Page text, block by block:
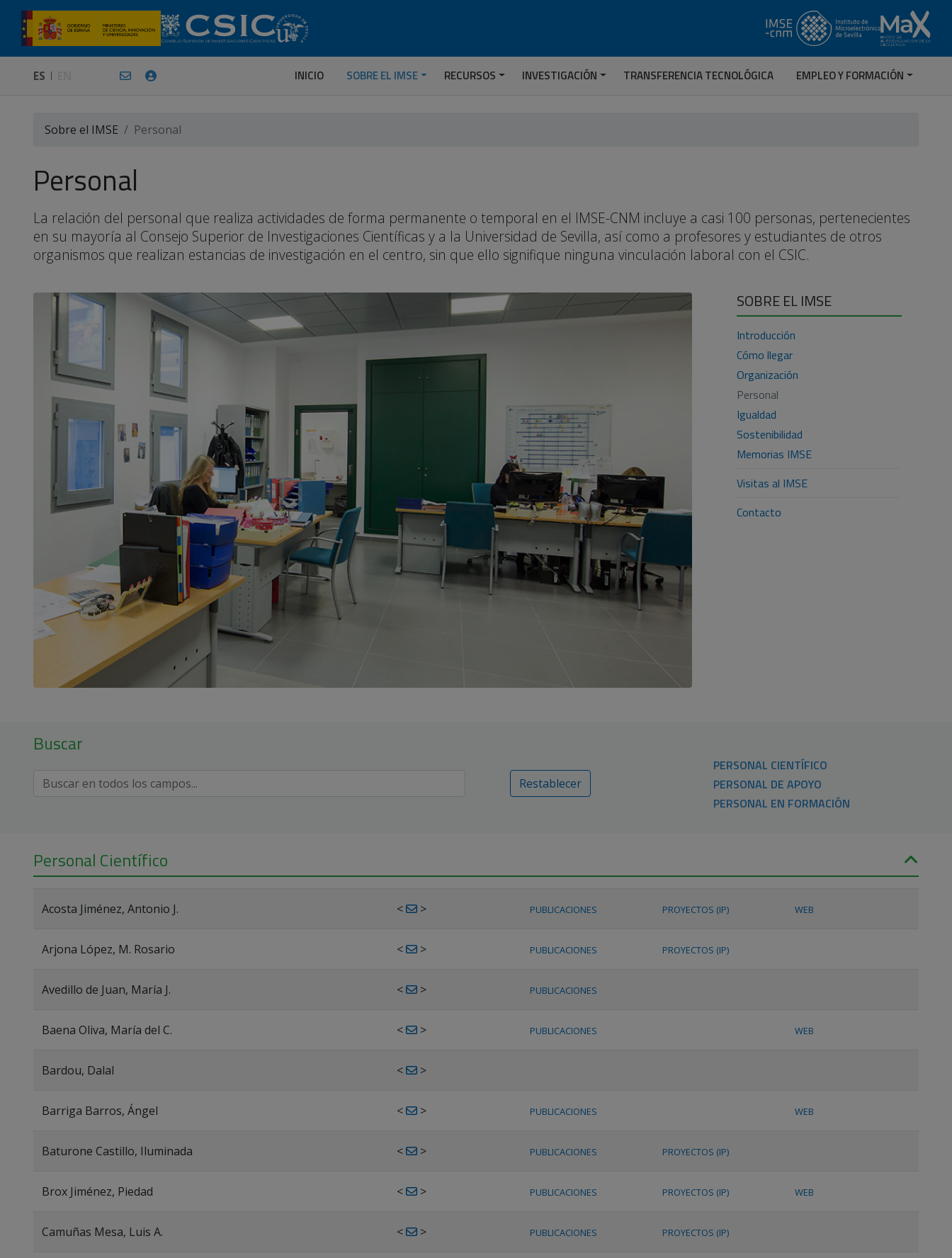
ES INICIO SOBRE EL IMSE RECURSOS INVESTIGACIÓN TRANSFERENCIA TECNOLÓGICA EMPLEO Y FORMACIÓN
Sobre el IMSE Personal
Personal
La relación del personal que realiza actividades de forma permanente o temporal en el IMSE-CNM incluye a casi 100 personas, pertenecientes
en su mayoría al Consejo Superior de Investigaciones Científicas y a la Universidad de Sevilla, así como a profesores y estudiantes de otros
organismos que realizan estancias de investigación en el centro, sin que ello signifique ninguna vinculación laboral con el CSIC.
SOBRE EL IMSE
Introducción
Cómo llegar
Organización
Personal
Igualdad
Sostenibilidad
Memorias IMSE
Visitas al IMSE
Contacto
Buscar
Restablecer
PERSONAL CIENTÍFICO
PERSONAL DE APOYO
PERSONAL EN FORMACIÓN
Personal Científico
Acosta Jiménez, Antonio J. < > PUBLICACIONES PROYECTOS (IP) WEB
Arjona López, M. Rosario < > PUBLICACIONES PROYECTOS (IP)
Avedillo de Juan, María J. < > PUBLICACIONES
Baena Oliva, María del C. < > PUBLICACIONES WEB
Bardou, Dalal < >
Barriga Barros, Ángel < > PUBLICACIONES WEB
Baturone Castillo, Iluminada < > PUBLICACIONES PROYECTOS (IP)
Brox Jiménez, Piedad < > PUBLICACIONES PROYECTOS (IP) WEB
Camuñas Mesa, Luis A. < > PUBLICACIONES PROYECTOS (IP)